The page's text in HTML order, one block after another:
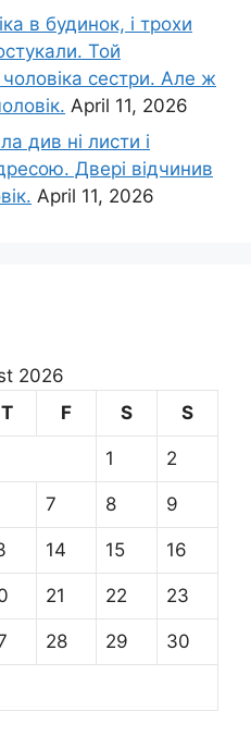
в будинок, і трохи
Той
сестри. Але ж
April 11, 2026
див ні листи і
Двері відчинив
April 11, 2026
2026
T F S S
1 2
7 8 9
14 15 16
21 22 23
28 29 30